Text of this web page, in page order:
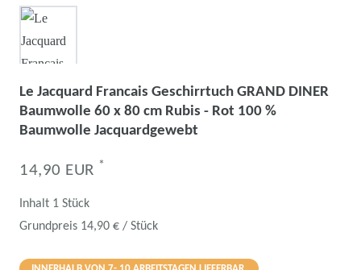
Le Jacquard Francais Geschirrtuch GRAND DINER
Baumwolle 60 x 80 cm Rubis - Rot 100 %
Baumwolle Jacquardgewebt
14,90 EUR *
Inhalt 1 Stück
Grundpreis 14,90 € / Stück